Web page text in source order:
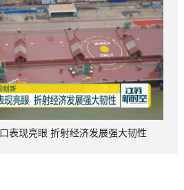
表现亮眼 折射经济发展强大韧性